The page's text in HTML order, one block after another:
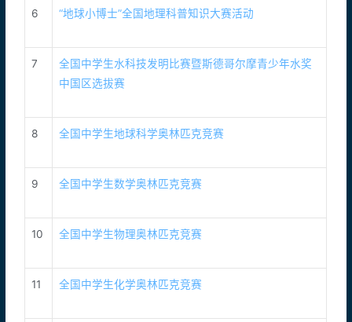
6 “地球小博士”全国地理科普知识大赛活动
7
全国中学生水科技发明比赛暨斯德哥尔摩青少年水奖
中国区选拔赛
8 全国中学生地球科学奥林匹克竞赛
9 全国中学生数学奥林匹克竞赛
10 全国中学生物理奥林匹克竞赛
11 全国中学生化学奥林匹克竞赛